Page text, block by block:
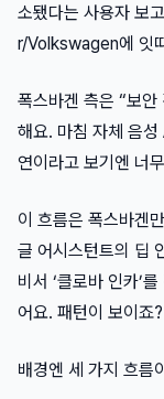
소됐다는 사용자 보
r/Volkswagen에 잇
폭스바겐 측은 “보
해요. 마침 자체 음
연이라고 보기엔 너
이 흐름은 폭스바겐
글 어시스턴트의 딥
비서 ‘클로바 인카’
어요. 패턴이 보이죠?
배경엔 세 가지 흐름